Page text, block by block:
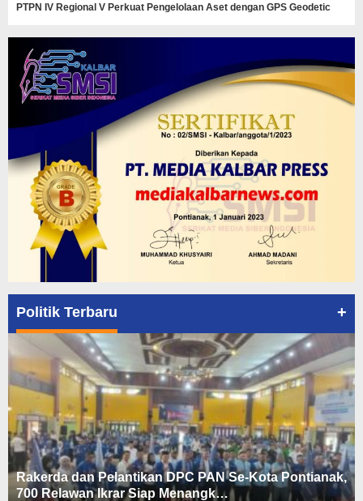
PTPN IV Regional V Perkuat Pengelolaan Aset dengan GPS Geodetic
Politik Terbaru +
Rakerda dan Pelantikan DPC PAN Se-Kota Pontianak,
700 Relawan Ikrar Siap Menangk…